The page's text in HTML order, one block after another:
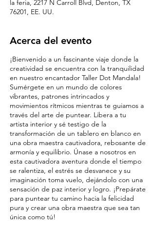
la feria, 2217 N Carroll Blvd, Denton, TX
76201, EE. UU.
Acerca del evento
¡Bienvenido a un fascinante viaje donde la
creatividad se encuentra con la tranquilidad
en nuestro encantador Taller Dot Mandala!
Sumérgete en un mundo de colores
vibrantes, patrones intrincados y
movimientos rítmicos mientras te guiamos a
través del arte de puntear. Libera a tu
artista interior y sé testigo de la
transformación de un tablero en blanco en
una obra maestra cautivadora, rebosante de
armonía y equilibrio. Únase a nosotros en
esta cautivadora aventura donde el tiempo
se ralentiza, el estrés se desvanece y su
imaginación toma vuelo, dejándolo con una
sensación de paz interior y logro. ¡Prepárate
para puntear tu camino hacia la felicidad
pura y crear una obra maestra que sea tan
única como tú!